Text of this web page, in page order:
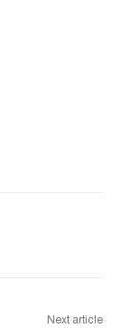
Next article